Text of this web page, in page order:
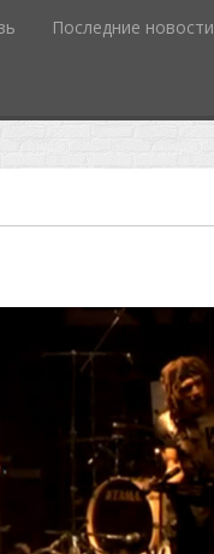
Последние новости